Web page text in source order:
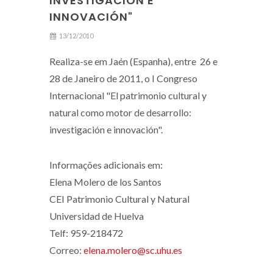
INNOVACIÓN"
13/12/2010
Realiza-se em Jaén (Espanha), entre 26 e
28 de Janeiro de 2011, o I Congreso
Internacional "El patrimonio cultural y
natural como motor de desarrollo:
investigación e innovación".
Informações adicionais em:
Elena Molero de los Santos
CEI Patrimonio Cultural y Natural
Universidad de Huelva
Telf: 959-218472
Correo: elena.molero@sc.uhu.es